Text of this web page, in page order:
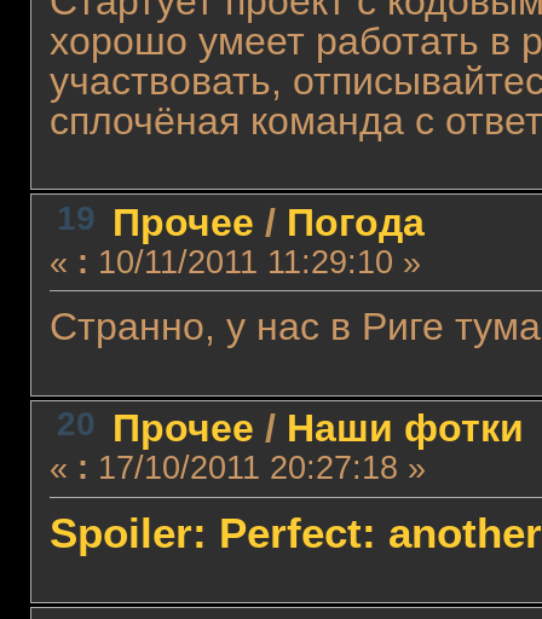
хорошо умеет работать в
участвовать,
сплочёная команда с
19 Прочее / Погода
« : 10/11/2011 11:29:10 »
Странно, у нас в Риге
20 Прочее / Наши фотки
« : 17/10/2011 20:27:18 »
Spoiler: Perfect: